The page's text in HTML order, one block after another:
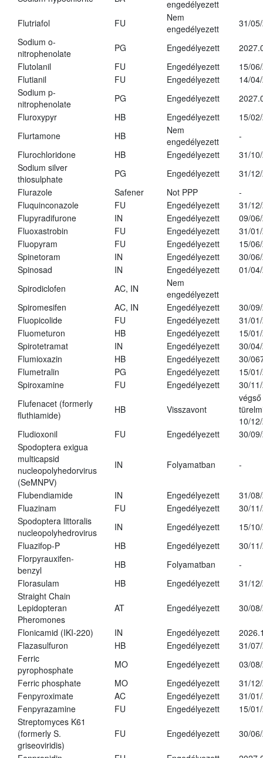
engedélyezett
Flutriafol
FU
Nem
engedélyezett
31/
Sodium o-
nitrophenolate
PG Engedélyezett
Flutolanil
FU Engedélyezett
15/
Flutianil
FU Engedélyezett
14/
Sodium p-
nitrophenolate
PG Engedélyezett
Fluroxypyr
HB Engedélyezett
15/
Flurtamone
HB
Nem
engedélyezett
-
Flurochloridone
HB Engedélyezett
31/
Sodium silver
thiosulphate
PG Engedélyezett
31/
Flurazole
Safener Not PPP
-
Fluquinconazole
FU Engedélyezett
31/
Flupyradifurone
IN Engedélyezett
09/
Fluoxastrobin
FU Engedélyezett
31/
Fluopyram
FU Engedélyezett
15/
Spinetoram
IN Engedélyezett
30/
Spinosad
IN Engedélyezett
01/
Spirodiclofen
AC, IN
Nem
engedélyezett
Spiromesifen
AC, IN Engedélyezett
30/
Fluopicolide
FU Engedélyezett
31/
Fluometuron
HB Engedélyezett
15/
Spirotetramat
IN Engedélyezett
30/
Flumioxazin
HB Engedélyezett
30/
Flumetralin
PG Engedélyezett
15/
Spiroxamine
FU Engedélyezett
30/
Flufenacet (formerly
fluthiamide)
HB Visszavont
végső
10/
Fludioxonil
FU Engedélyezett
30/
Spodoptera exigua
multicapsid
nucleopolyhedorvirus
(SeMNPV)
IN Folyamatban -
Flubendiamide IN Engedélyezett
31/
Fluazinam
FU Engedélyezett
30/
Spodoptera littoralis
nucleopolyhedrovirus
IN Engedélyezett
15/
Fluazifop-P
HB Engedélyezett
30/
Florpyrauxifen-
benzyl
HB Folyamatban
-
Florasulam
HB Engedélyezett
31/
Straight Chain
Lepidopteran
Pheromones
AT Engedélyezett 30/
Flonicamid (IKI-220) IN Engedélyezett
Flazasulfuron
HB Engedélyezett
31/
Ferric
pyrophosphate
MO Engedélyezett
03/
Ferric phosphate
MO Engedélyezett
31/
Fenpyroximate
AC Engedélyezett
31/
Fenpyrazamine
FU Engedélyezett
15/
Streptomyces K61
(formerly S.
griseoviridis)
FU Engedélyezett 30/